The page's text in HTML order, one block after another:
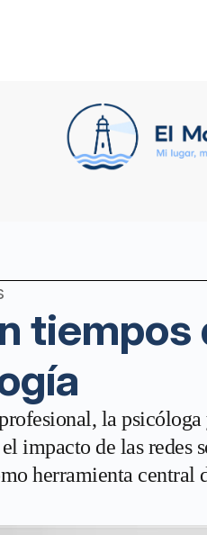
la
impacto de las
herramienta central